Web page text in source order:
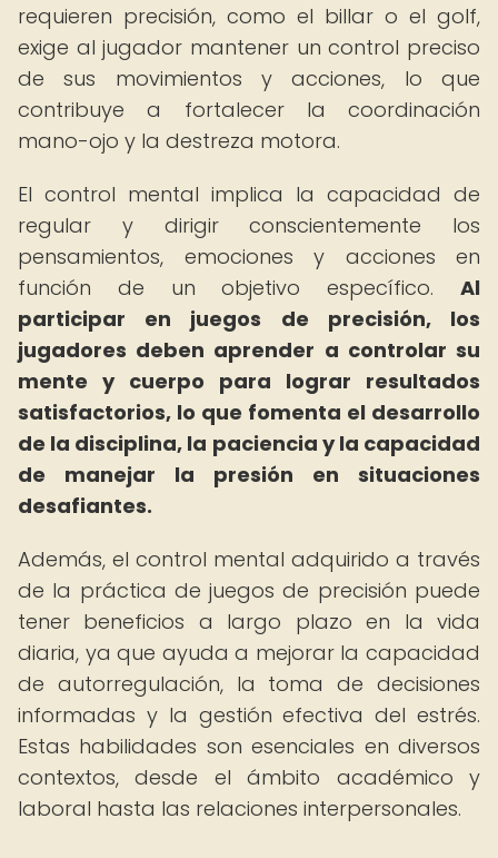
requieren precisión, como el billar o el golf,
exige al jugador mantener un control preciso
de sus movimientos y acciones, lo que
contribuye a fortalecer la coordinación
mano-ojo y la destreza motora.
El control mental implica la capacidad de
regular y dirigir conscientemente los
pensamientos, emociones y acciones en
función de un objetivo específico. Al
participar en juegos de precisión, los
jugadores deben aprender a controlar su
mente y cuerpo para lograr resultados
satisfactorios, lo que fomenta el desarrollo
de la disciplina, la paciencia y la capacidad
de manejar la presión en situaciones
desafiantes.
Además, el control mental adquirido a través
de la práctica de juegos de precisión puede
tener beneficios a largo plazo en la vida
diaria, ya que ayuda a mejorar la capacidad
de autorregulación, la toma de decisiones
informadas y la gestión efectiva del estrés.
Estas habilidades son esenciales en diversos
contextos, desde el ámbito académico y
laboral hasta las relaciones interpersonales.